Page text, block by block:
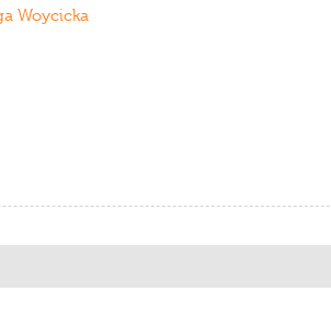
Woycicka